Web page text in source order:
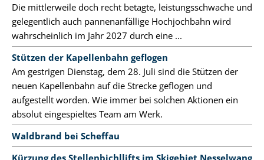
Die mittlerweile doch recht betagte, leistungsschwache und
gelegentlich auch pannenanfällige Hochjochbahn wird
wahrscheinlich im Jahr 2027 durch eine ...
Stützen der Kapellenbahn geflogen
Am gestrigen Dienstag, dem 28. Juli sind die Stützen der
neuen Kapellenbahn auf die Strecke geflogen und
aufgestellt worden. Wie immer bei solchen Aktionen ein
absolut eingespieltes Team am Werk.
Waldbrand bei Scheffau